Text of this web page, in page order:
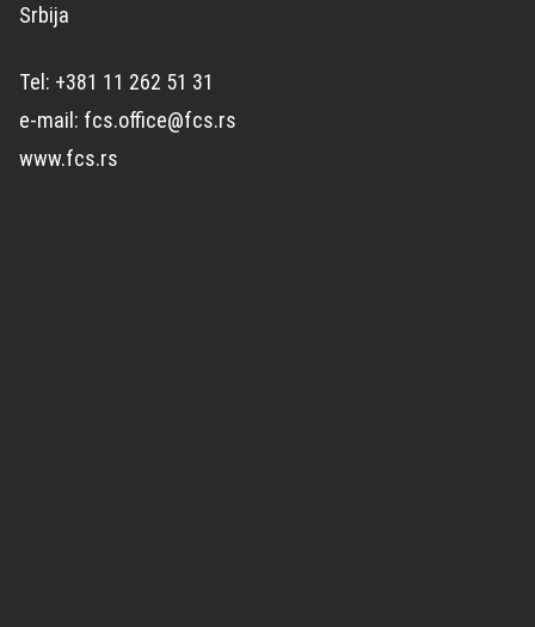
Srbija
Tel: +381 11 262 51 31
e-mail: fcs.office@fcs.rs
www.fcs.rs